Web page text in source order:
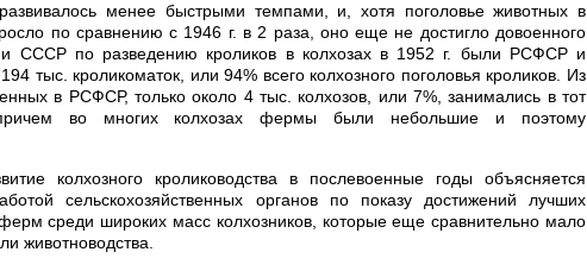
развивалось менее быстрыми темпами, и, хотя поголовье животных в
по сравнению с 1946 г. в 2 раза, оно еще не достигло довоенного
СССР по разведению кроликов в колхозах в 1952 г. были РСФСР и
тыс. кроликоматок, или 94% всего колхозного поголовья кроликов. Из
в РСФСР, только около 4 тыс. колхозов, или 7%, занимались в тот
причем во многих колхозах фермы были небольшие и поэтому
колхозного кролиководства в послевоенные годы объясняется
сельскохозяйственных органов по показу достижений лучших
ферм среди широких масс колхозников, которые еще сравнительно мало
животноводства.